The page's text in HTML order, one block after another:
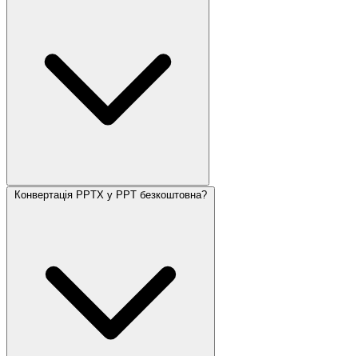
Конвертація PPTX у PPT безкоштовна?